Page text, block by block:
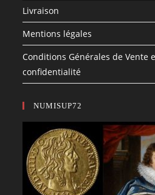
Livraison
Mentions légales
Conditions Générales de Vente
confidentialité
NUMISUP72